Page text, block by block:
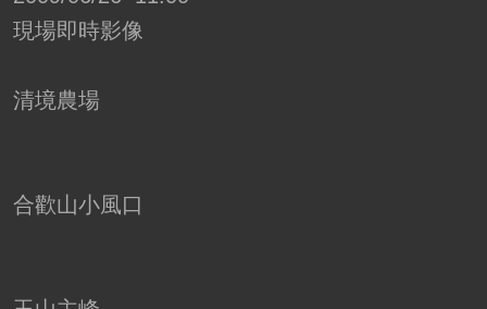
現場即時影像
清境農場
合歡山小風口